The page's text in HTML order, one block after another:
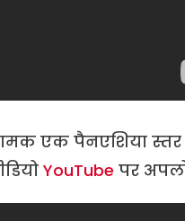
एक पैनएशिया
YouTube पर